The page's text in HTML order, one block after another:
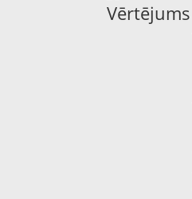
Vērtējums